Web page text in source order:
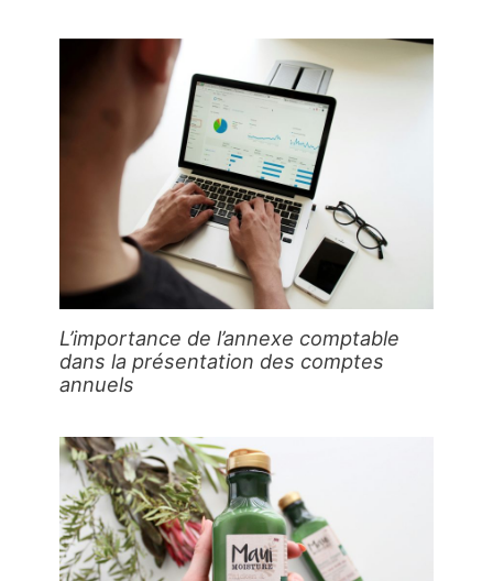
L’importance de l’annexe comptable
dans la présentation des comptes
annuels